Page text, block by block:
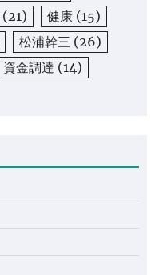
(21) 健康 (15)
松浦幹三 (26)
資金調達 (14)